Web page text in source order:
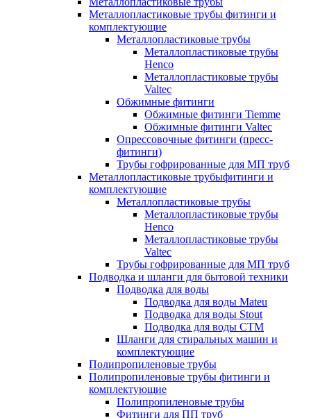
Металлопластиковые трубы фитинги и
комплектующие
Металлопластиковые трубы
Металлопластиковые трубы
Henco
Металлопластиковые трубы
Valtec
Обжимные фитинги
Обжимные фитинги Tiemme
Обжимные фитинги Valtec
Опрессовочные фитинги (пресс-
фитинги)
Трубы гофрированные для МП труб
Металлопластиковые трубыфитинги и
комплектующие
Металлопластиковые трубы
Металлопластиковые трубы
Henco
Металлопластиковые трубы
Valtec
Трубы гофрированные для МП труб
Подводка и шланги для бытовой техники
Подводка для воды
Подводка для воды Mateu
Подводка для воды Stout
Подводка для воды СТМ
Шланги для стиральных машин и
комплектующие
Полипропиленовые трубы
Полипропиленовые трубы фитинги и
комплектующие
Полипропиленовые трубы
Фитинги для ПП труб